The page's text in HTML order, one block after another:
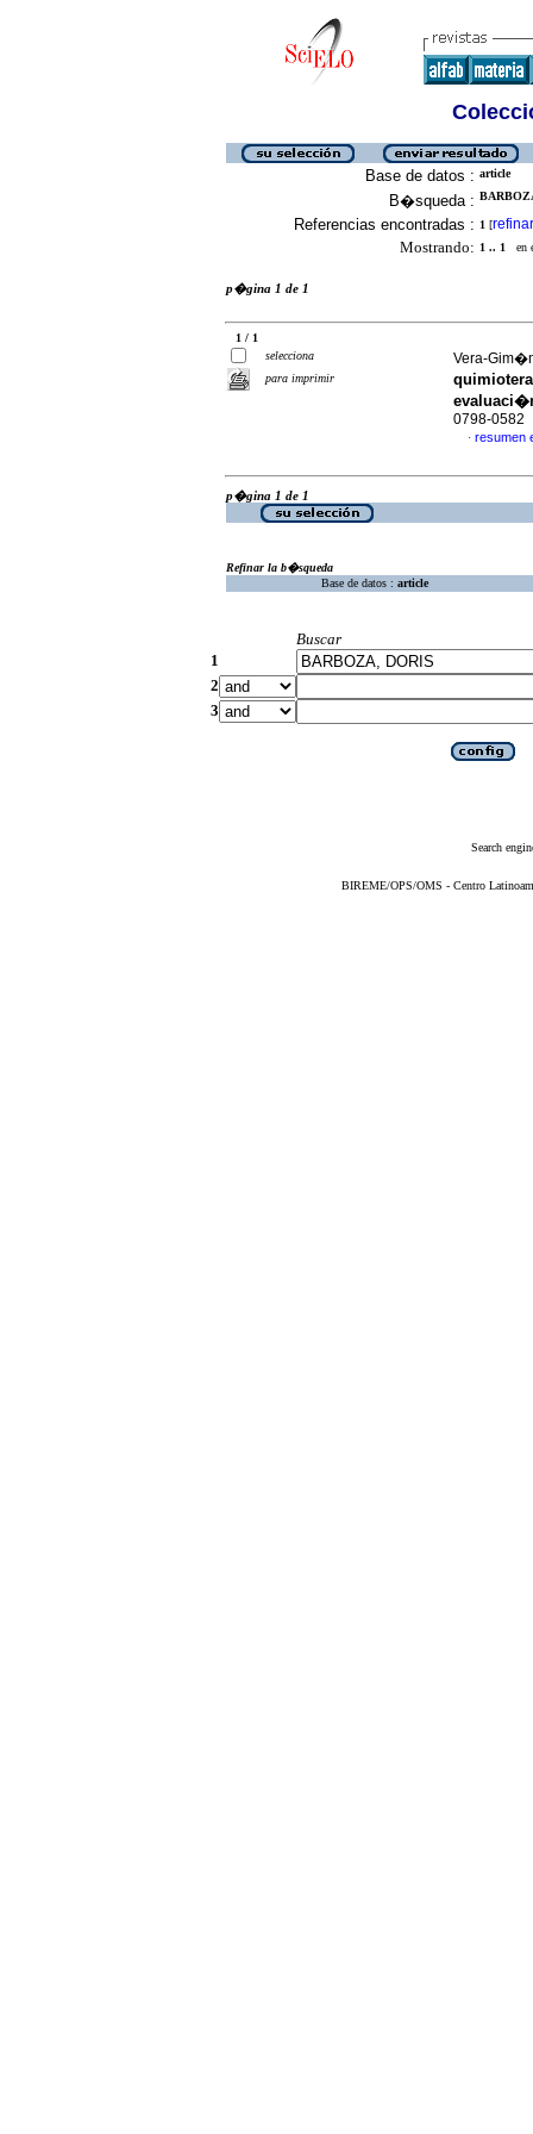
Base de datos : article
B�squeda :
Referencias encontradas : 1 [refinar
Mostrando: 1 .. 1 en
p�gina 1 de 1
1 / 1
selecciona
para imprimir
Vera-
0798-0582
· resumen
p�gina 1 de 1
Refinar la b�squeda
Base de datos : article
Buscar
1
2
3
Search
BIREME/OPS/OMS - Centro